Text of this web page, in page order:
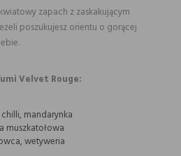
zapach z zaskakującym
poszukujesz orientu o gorącej
Velvet Rouge:
mandarynka
muszkatołowa
wetyweria